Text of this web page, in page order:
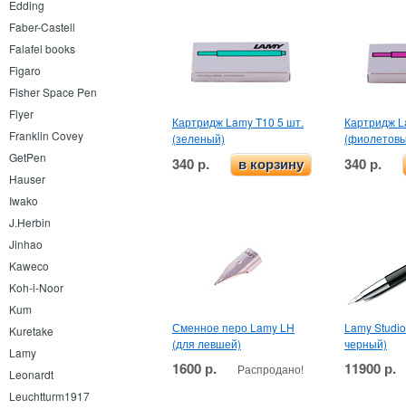
Edding
Faber-Castell
Falafel books
Figaro
Fisher Space Pen
Flyer
Franklin Covey
GetPen
Hauser
Iwako
J.Herbin
Jinhao
Kaweco
Koh-i-Noor
Kum
Kuretake
Lamy
Leonardt
Leuchtturm1917
Картридж Lamy T10 5 шт.
(зеленый)
340 р. в корзину
Картридж
340 р.
Сменное перо Lamy LH
(для левшей)
1600 р. Распродано!
Lamy
черный)
11900 р.